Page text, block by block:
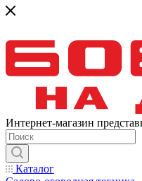
Интернет-магазин
Каталог